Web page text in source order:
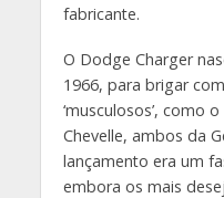
fabricante.
O Dodge Charger
1966, para brigar
‘musculosos’, como
Chevelle, ambos da
lançamento era um
embora os mais